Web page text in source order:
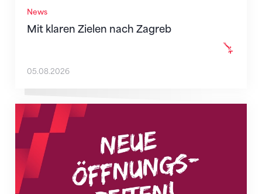
News
Mit klaren Zielen nach Zagreb
05.08.2026
Neue Empfangszeiten ab 1. August 2026